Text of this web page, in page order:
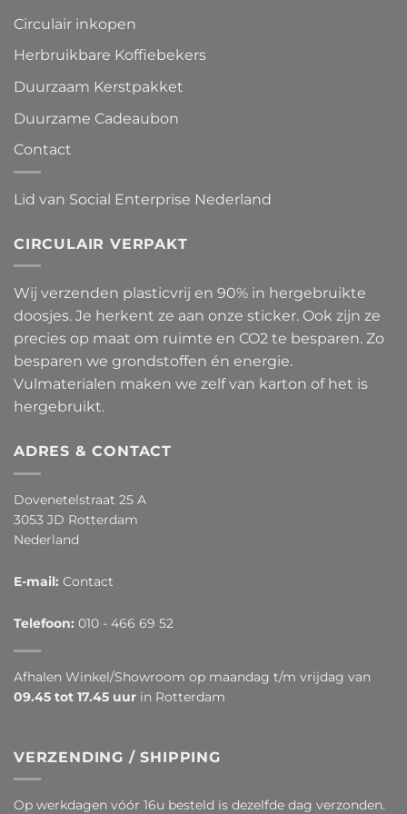
Circulair inkopen
Herbruikbare Koffiebekers
Duurzaam Kerstpakket
Duurzame Cadeaubon
Contact
Lid van Social Enterprise Nederland
CIRCULAIR VERPAKT
Wij verzenden plasticvrij en 90% in hergebruikte
doosjes. Je herkent ze aan onze sticker. Ook zijn ze
precies op maat om ruimte en CO2 te besparen. Zo
besparen we grondstoffen én energie.
Vulmaterialen maken we zelf van karton of het is
hergebruikt.
ADRES & CONTACT
Dovenetelstraat 25 A
3053 JD Rotterdam
Nederland
E-mail: Contact
Telefoon: 010 - 466 69 52
Afhalen Winkel/Showroom op maandag t/m vrijdag van
09.45 tot 17.45 uur in Rotterdam
VERZENDING / SHIPPING
Op werkdagen vóór 16u besteld is dezelfde dag verzonden.